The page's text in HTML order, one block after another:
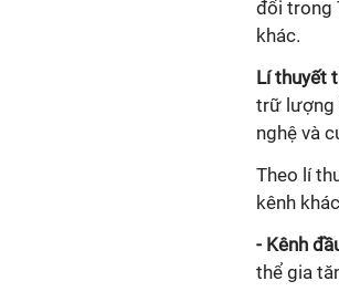
đổi trong
khác.
Lí thuyết
trữ lượng
nghệ và
Theo l í
kênh
- Kênh
thể gia